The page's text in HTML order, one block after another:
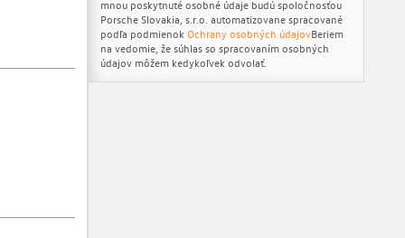
mnou poskytnuté osobné údaje budú spoločnosťou
Porsche Slovakia, s.r.o. automatizovane spracované
podľa podmienokOchrany osobných údajovBeriem
na vedomie, že súhlas so spracovaním osobných
údajov môžem kedykoľvek odvolať.